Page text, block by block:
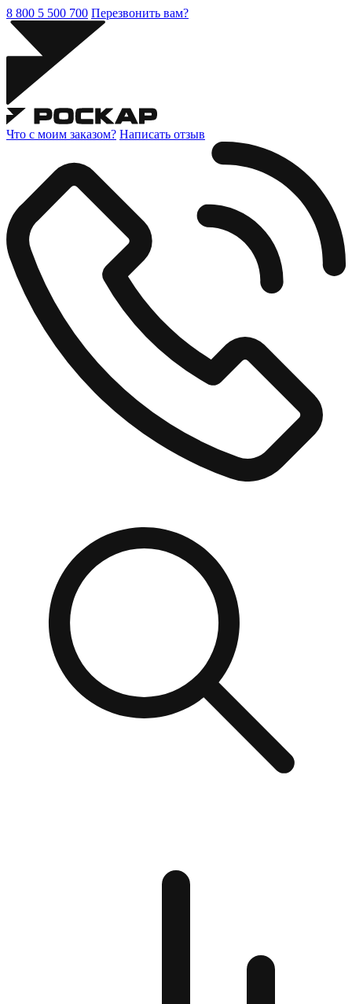
8 800 5 500 700 Перезвонить вам?
Что с моим заказом? Написать отзыв